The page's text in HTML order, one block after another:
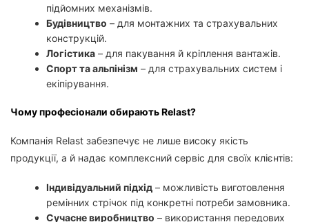
підйомних механізмів.
Будівництво – для монтажних та страхувальних
конструкцій.
Логістика – для пакування й кріплення вантажів.
Спорт та альпінізм – для страхувальних систем і
екіпірування.
Чому професіонали обирають Relast?
Компанія Relast забезпечує не лише високу якість
продукції, а й надає комплексний сервіс для своїх клієнтів:
Індивідуальний підхід – можливість виготовлення
ремінних стрічок під конкретні потреби замовника.
Сучасне виробництво – використання передових